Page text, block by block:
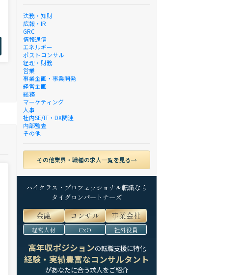
法務・知財
広報・IR
GRC
情報通信
エネルギー
ポストコンサル
経理・財務
営業
事業企画・事業開発
経営企画
総務
マーケティング
人事
社内SE/IT・DX関連
内部監査
その他
その他業界・職種の求人一覧を見る
ハイクラス・プロフェッショナル転職なら
タイグロンパートナーズ
金融 コンサル 事業会社
経営人材 CxO 社外役員
高年収ポジションの転職支援に特化
経験・実績豊富なコンサルタント
があなたに合う求人をご紹介